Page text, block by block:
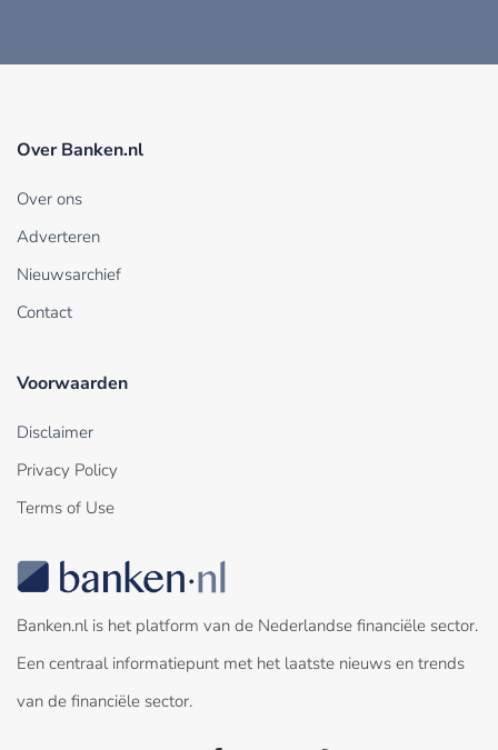
Over Banken.nl
Over ons
Adverteren
Nieuwsarchief
Contact
Voorwaarden
Disclaimer
Privacy Policy
Terms of Use
Banken.nl is het platform van de Nederlandse financiële sector.
Een centraal informatiepunt met het laatste nieuws en trends
van de financiële sector.